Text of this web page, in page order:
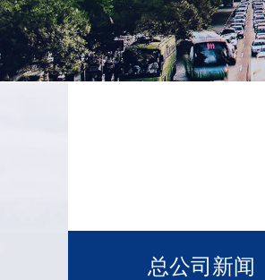
总公司新闻